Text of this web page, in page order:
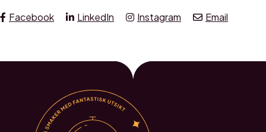
Facebook LinkedIn Instagram Email